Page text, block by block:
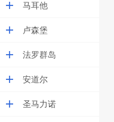
马耳他
卢森堡
法罗群岛
安道尔
圣马力诺